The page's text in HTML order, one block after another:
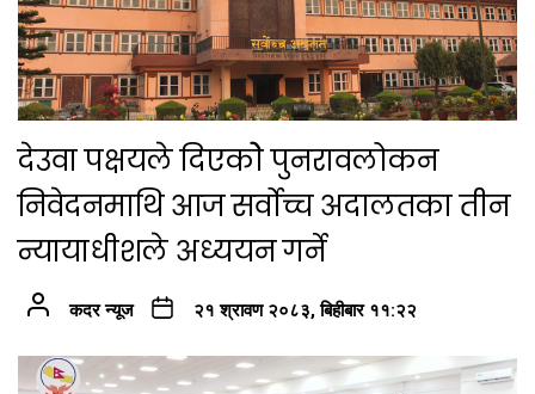
देउवा पक्षयले दिएकोे पुनरावलोकन
निवेदनमाथि आज सर्वोच्च अदालतका तीन
न्यायाधीशले अध्ययन गर्ने
कदर न्यूज २१ श्रावण २०८३, बिहीबार ११:२२